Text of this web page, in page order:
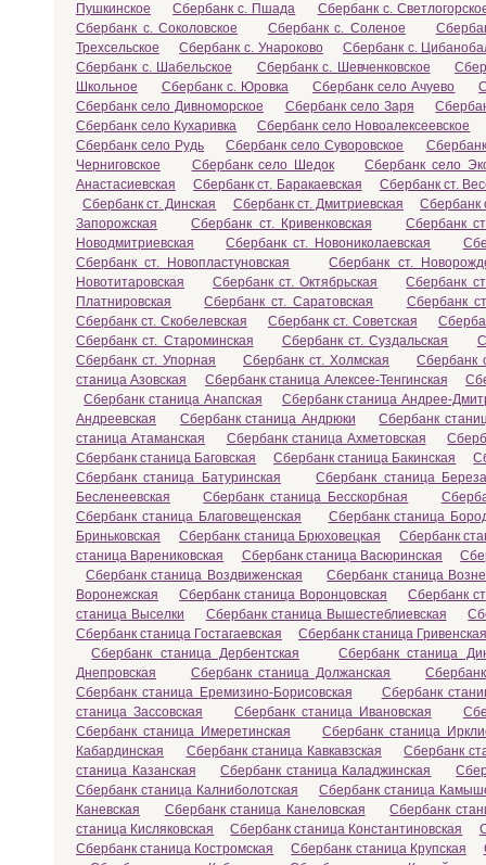
Пушкинское
Сбербанк с. Пшада
Сбербанк с.
Сбербанк с. Соколовское
Сбербанк с. Соленое
Трехсельское
Сбербанк с. Унароково
Сбербанк с.
Сбербанк с. Шабельское
Сбербанк с. Шевченковское
Школьное
Сбербанк с. Юровка Сбербанк село Ачуево
Сбербанк село Дивноморское
Сбербанк село Заря
Сбербанк село Кухаривка
Сбербанк село Новоалексеевское
Сбербанк село Рудь
Сбербанк село Суворовское
Черниговское
Сбербанк село Шедок
Сбербанк село
Анастасиевская
Сбербанк ст. Баракаевская
Сбербанк ст.
Сбербанк ст. Динская
Сбербанк ст. Дмитриевская
Сбербанк
Запорожская
Сбербанк ст. Кривенковская
Сбербанк
Новодмитриевская
Сбербанк ст. Новониколаевская
Сбербанк ст. Новопластуновская
Сбербанк ст.
Новотитаровская
Сбербанк ст. Октябрьская
Сбербанк
Платнировская
Сбербанк ст. Саратовская
Сбербанк
Сбербанк ст. Скобелевская
Сбербанк ст. Советская
Сбербанк ст. Староминская
Сбербанк ст. Суздальская
Сбербанк ст. Упорная
Сбербанк ст. Холмская
Сбербанк
станица Азовская
Сбербанк станица Алексее-Тенгинская
Сбербанк станица Анапская
Сбербанк станица Андрее-
Андреевская
Сбербанк станица Андрюки
Сбербанк
станица Атаманская
Сбербанк станица Ахметовская
Сбербанк станица Баговская
Сбербанк станица Бакинская
Сбербанк станица Батуринская
Сбербанк станица
Бесленеевская
Сбербанк станица Бесскорбная
Сбербанк станица Благовещенская
Сбербанк станица
Бриньковская
Сбербанк станица Брюховецкая
Сбербанк
станица Варениковская
Сбербанк станица Васюринская
Сбербанк станица Воздвиженская
Сбербанк станица
Воронежская
Сбербанк станица Воронцовская
Сбербанк
станица Выселки
Сбербанк станица Вышестеблиевская
Сбербанк станица Гостагаевская
Сбербанк станица Гривенская
Сбербанк станица Дербентская
Сбербанк станица
Днепровская
Сбербанк станица Должанская
Сбербанк станица Еремизино-Борисовская
Сбербанк
станица Зассовская
Сбербанк станица Ивановская
Сбербанк станица Имеретинская
Сбербанк станица
Кабардинская
Сбербанк станица Кавкавзская
Сбербанк
станица Казанская
Сбербанк станица Каладжинская
Сбербанк станица Калниболотская
Сбербанк станица
Каневская
Сбербанк станица Канеловская
Сбербанк
станица Кисляковская
Сбербанк станица Константиновская
Сбербанк станица Костромская
Сбербанк станица Крупская